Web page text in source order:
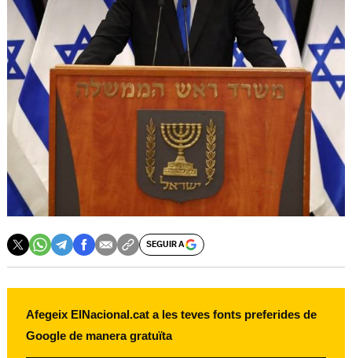
SEGUIR A
Afegeix ElNacional.cat a les teves fonts preferides de
Google de manera gratuïta